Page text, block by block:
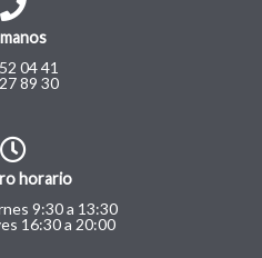
04 41
89 30
horario
9:30 a 13:30
16:30 a 20:00